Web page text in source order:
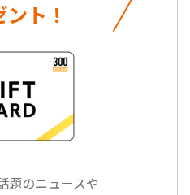
ト！
題のニュースや